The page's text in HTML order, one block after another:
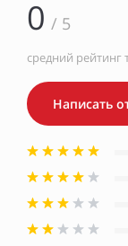
0 / 5
средний рейтинг
Написать